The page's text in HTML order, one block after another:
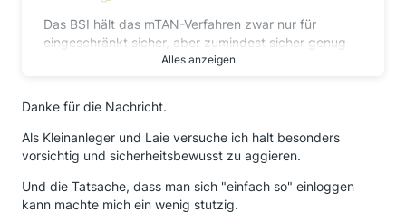
Das BSI hält das mTAN-Verfahren zwar nur für
eingeschränkt sicher, aber zumindest sicher genug
als 2-Faktor für das Online-Banking.
konkreten Missbrauch Anmeldekennung/Password
Und die in den letzten Monaten immer wieder in
Kunden, denen das Konto leergeräumt wurde, sind
jedenfalls nicht auf das 'unsichere' mTAN-Verfahren
Alles anzeigen
Danke für die Nachricht.
Als Kleinanleger und Laie versuche ich halt besonders
vorsichtig und sicherheitsbewusst zu aggieren.
Und die Tatsache, dass man sich "einfach so" einloggen
kann machte mich ein wenig stutzig.